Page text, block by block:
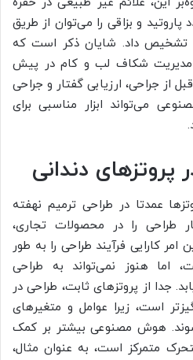
و بزاقی را می‌توان از طریق
تشخیص داد. شایان ذکر است که
شکاف لب و کام در پیش
از جراحی، ارزیابی گفتار و جراحی
می‌تواند ابزار مناسبی برای
دندانی
عمدتا در طراحی ترمیم نهفته
طراحی را در محصولات تجاری،
کارایی فرآیند طراحی را به طور
اما هنوز نمی‌تواند به طراحی
جدا از پروتزهای ثابت، طراحی در
است، زیرا عوامل و متغیرهای
هوش مصنوعی بیشتر بر کمک
متمرکز است، به عنوان مثال،